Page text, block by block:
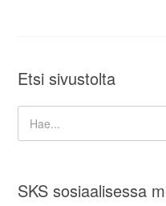
Etsi sivustolta
SKS sosiaalisessa